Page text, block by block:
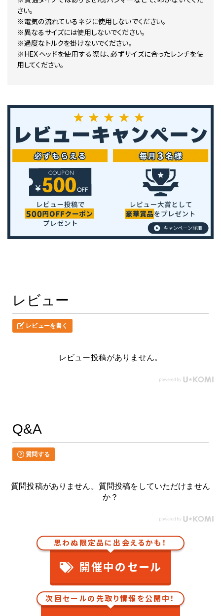
さい。
※電気の流れているネジに使用しないでください。
※異なるサイズには使用しないでください。
※過度なトルクを掛けないでください。
※HEXヘッドを使用する際は、必ずサイズに合ったレンチを使
用してください。
レビュー
レビューを書く
レビュー投稿がありません。
Q&A
質問する
質問投稿がありません。質問投稿をしていただけません
か？
思わぬ限定品に出会えるかも！
開催中のセール
次回セールの先取り情報を公開中！